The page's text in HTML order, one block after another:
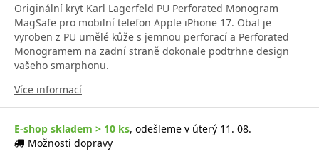
Originální kryt Karl Lagerfeld PU Perforated Monogram
MagSafe pro mobilní telefon Apple iPhone 17. Obal je
vyroben z PU umělé kůže s jemnou perforací a Perforated
Monogramem na zadní straně dokonale podtrhne design
vašeho smarphonu.
Více informací
E-shop skladem > 10 ks, odešleme v úterý 11. 08.
Možnosti dopravy